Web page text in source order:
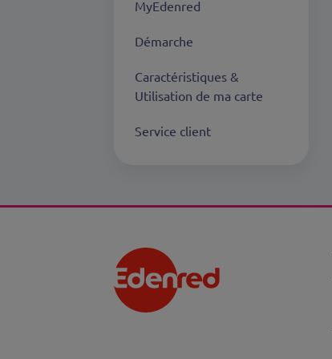
MyEdenred
Démarche
Caractéristiques &
Utilisation de ma carte
Service client